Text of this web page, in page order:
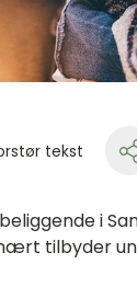
tekst
i
tilbyder